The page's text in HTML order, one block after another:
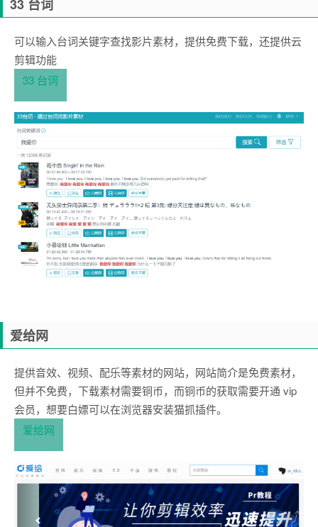
33 台词
可以输入台词关键字查找影片素材，提供免费下载，还提供云
剪辑功能
33 台词
爱给网
提供音效、视频、配乐等素材的网站，网站简介是免费素材，
但并不免费，下载素材需要铜币，而铜币的获取需要开通 vip
会员，想要白嫖可以在浏览器安装猫抓插件。
爱给网